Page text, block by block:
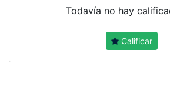
Todavía no hay
Calificar